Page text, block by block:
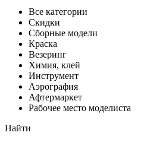
Все категории
Скидки
Сборные модели
Краска
Везеринг
Химия, клей
Инструмент
Аэрография
Афтермаркет
Рабочее место моделиста
Найти